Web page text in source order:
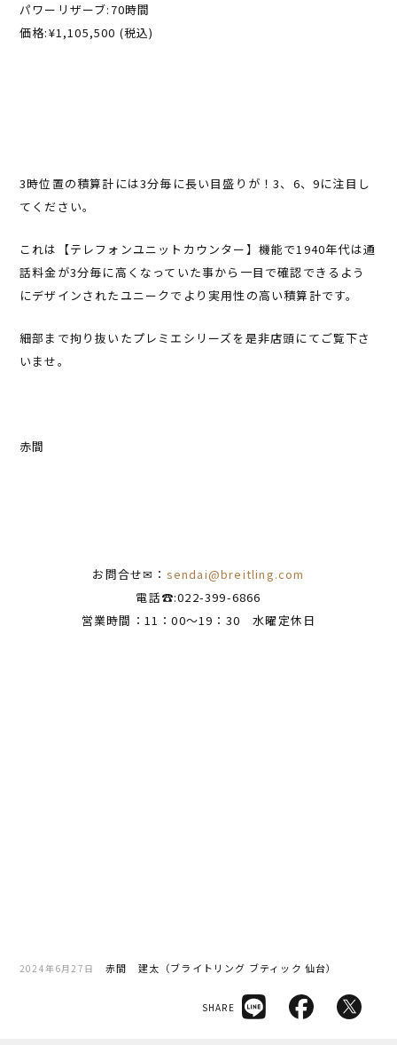
パワーリザーブ:70時間
価格:¥1,105,500 (税込)
3時位置の積算計には3分毎に長い目盛りが！3、6、9に注目し
てください。
これは【テレフォンユニットカウンター】機能で1940年代は通
話料金が3分毎に高くなっていた事から一目で確認できるよう
にデザインされたユニークでより実用性の高い積算計です。
細部まで拘り抜いたプレミエシリーズを是非店頭にてご覧下さ
いませ。
赤間
お問合せ✉： sendai@breitling.com
電話☎:022-399-6866
営業時間：11：00～19：30 水曜定休日
2024年6月27日 赤間 建太（ブライトリング ブティック 仙台）
SHARE